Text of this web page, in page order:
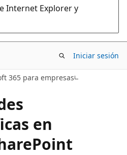
Internet Explorer y
Iniciar sesión
365 para empresas
en